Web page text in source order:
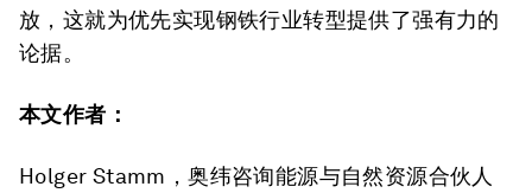
放，这就为优先实现钢铁行业转型提供了强有力的
论据。
本文作者：
Holger Stamm，奥纬咨询能源与自然资源合伙人